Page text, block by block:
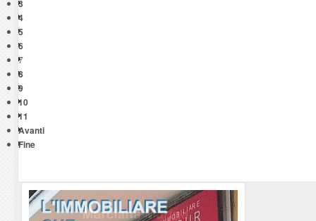
3
4
5
6
7
8
9
10
11
Avanti
Fine